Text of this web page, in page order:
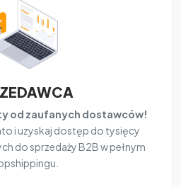
od zaufanych dostawców!
i uzyskaj dostęp do tysięcy
do sprzedaży B2B w pełnym